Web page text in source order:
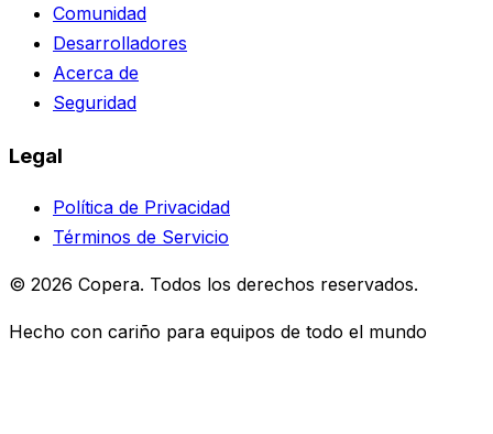
Comunidad
Desarrolladores
Acerca de
Seguridad
Legal
Política de Privacidad
Términos de Servicio
© 2026 Copera. Todos los derechos reservados.
Hecho con cariño para equipos de todo el mundo